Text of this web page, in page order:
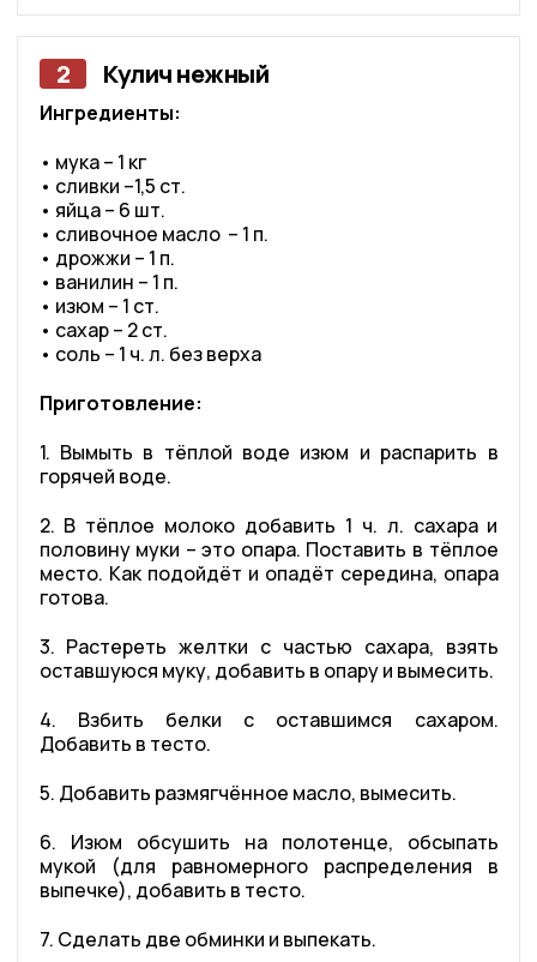
2 Кулич нежный
Ингредиенты:
• мука – 1 кг
• сливки –1,5 ст.
• яйца – 6 шт.
• сливочное масло – 1 п.
• дрожжи – 1 п.
• ванилин – 1 п.
• изюм – 1 ст.
• сахар – 2 ст.
• соль – 1 ч. л. без верха
Приготовление:
1. Вымыть в тёплой воде изюм и распарить в
горячей воде.
2. В тёплое молоко добавить 1 ч. л. сахара и
половину муки – это опара. Поставить в тёплое
место. Как подойдёт и опадёт середина, опара
готова.
3. Растереть желтки с частью сахара, взять
оставшуюся муку, добавить в опару и вымесить.
4. Взбить белки с оставшимся сахаром.
Добавить в тесто.
5. Добавить размягчённое масло, вымесить.
6. Изюм обсушить на полотенце, обсыпать
мукой (для равномерного распределения в
выпечке), добавить в тесто.
7. Сделать две обминки и выпекать.